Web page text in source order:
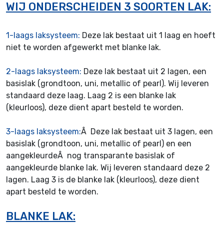
WIJ ONDERSCHEIDEN 3 SOORTEN LAK:
1-laags laksysteem: Deze lak bestaat uit 1 laag en hoeft
niet te worden afgewerkt met blanke lak.
2-laags laksysteem: Deze lak bestaat uit 2 lagen, een
basislak (grondtoon, uni, metallic of pearl). Wij leveren
standaard deze laag. Laag 2 is een blanke lak
(kleurloos), deze dient apart besteld te worden.
3-laags laksysteem:Â Deze lak bestaat uit 3 lagen, een
basislak (grondtoon, uni, metallic of pearl) en een
aangekleurdeÂ nog transparante basislak of
aangekleurde blanke lak. Wij leveren standaard deze 2
lagen. Laag 3 is de blanke lak (kleurloos), deze dient
apart besteld te worden.
BLANKE LAK: